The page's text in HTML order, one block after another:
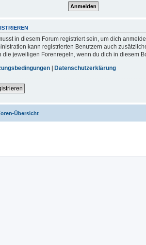
in diesem Forum registriert sein, um dich
kann registrierten Benutzern auch
die jeweiligen Forenregeln, wenn du dich in diesem
Datenschutzerklärung
Übersicht